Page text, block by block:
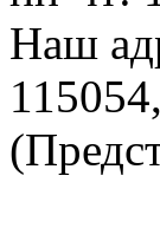
Наш